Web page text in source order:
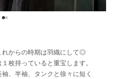
れからの時期は羽織にして◎
枚持っていると重宝します。
、半袖、タンクと徐々に短く